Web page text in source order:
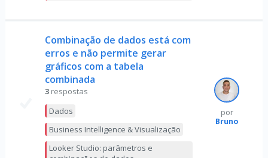
Combinação de dados está com
erros e não permite gerar
gráficos com a tabela
combinada
3 respostas
Dados
Business Intelligence & Visualização
Looker Studio: parâmetros e
por
Bruno